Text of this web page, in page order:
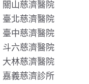
關山慈濟醫院
臺北慈濟醫院
臺中慈濟醫院
斗六慈濟醫院
大林慈濟醫院
嘉義慈濟診所